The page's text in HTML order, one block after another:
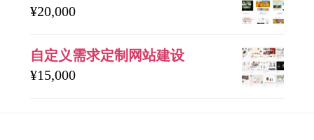
¥20,000
自定义需求定制网站建设
¥15,000